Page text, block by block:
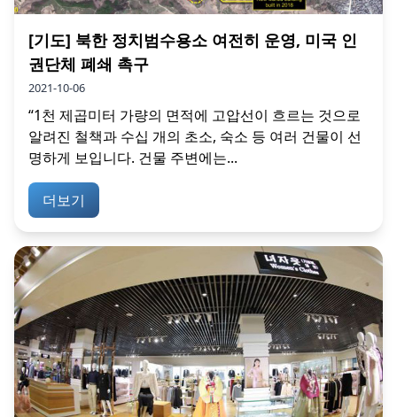
[기도] 북한 정치범수용소 여전히 운영, 미국 인
권단체 폐쇄 촉구
2021-10-06
“1천 제곱미터 가량의 면적에 고압선이 흐르는 것으로
알려진 철책과 수십 개의 초소, 숙소 등 여러 건물이 선
명하게 보입니다. 건물 주변에는...
더보기